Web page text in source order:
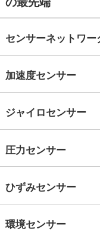
センサーネットワー
加速度センサー
ジャイロセンサー
圧力センサー
ひずみセンサー
環境センサー